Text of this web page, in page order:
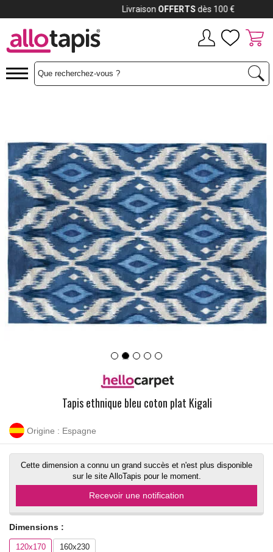
Tapis ethnique bleu coton plat Kigali
Origine : Espagne
Cette dimension a connu un grand succès et n'est plus disponible
sur le site AlloTapis pour le moment.
Recevoir une notification
Dimensions :
120x170 160x230
Payez jusqu'à 12x